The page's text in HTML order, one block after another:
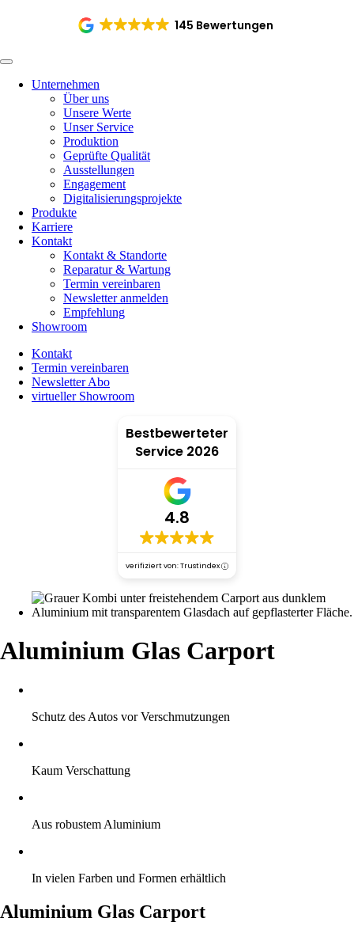
145 Bewertungen
Unternehmen
Über uns
Unsere Werte
Unser Service
Produktion
Geprüfte Qualität
Ausstellungen
Engagement
Digitalisierungsprojekte
Produkte
Karriere
Kontakt
Kontakt & Standorte
Reparatur & Wartung
Termin vereinbaren
Newsletter anmelden
Empfehlung
Showroom
Kontakt
Termin vereinbaren
Newsletter Abo
virtueller Showroom
Bestbewerteter
Service 2026
4.8
verifiziert von: Trustindex
Aluminium Glas Carport
Schutz des Autos vor Verschmutzungen
Kaum Verschattung
Aus robustem Aluminium
In vielen Farben und Formen erhältlich
Aluminium Glas Carport